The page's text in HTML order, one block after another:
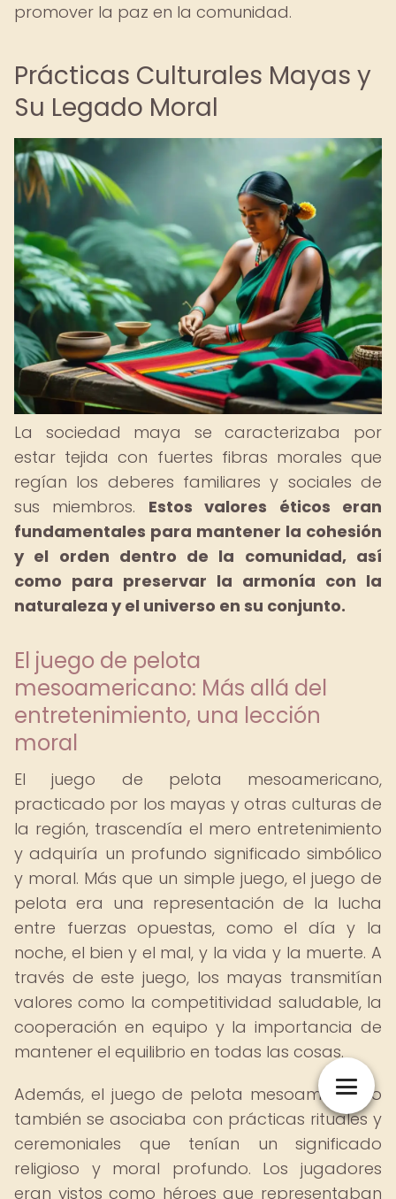
promover la paz en la comunidad.
Prácticas Culturales Mayas y
Su Legado Moral
La sociedad maya se caracterizaba por
estar tejida con fuertes fibras morales que
regían los deberes familiares y sociales de
sus miembros. Estos valores éticos eran
fundamentales para mantener la cohesión
y el orden dentro de la comunidad, así
como para preservar la armonía con la
naturaleza y el universo en su conjunto.
El juego de pelota
mesoamericano: Más allá del
entretenimiento, una lección
moral
El juego de pelota mesoamericano,
practicado por los mayas y otras culturas de
la región, trascendía el mero entretenimiento
y adquiría un profundo significado simbólico
y moral. Más que un simple juego, el juego de
pelota era una representación de la lucha
entre fuerzas opuestas, como el día y la
noche, el bien y el mal, y la vida y la muerte. A
través de este juego, los mayas transmitían
valores como la competitividad saludable, la
cooperación en equipo y la importancia de
mantener el equilibrio en todas las cosas.
Además, el juego de pelota mesoamericano
también se asociaba con prácticas rituales y
ceremoniales que tenían un significado
religioso y moral profundo. Los jugadores
eran vistos como héroes que representaban